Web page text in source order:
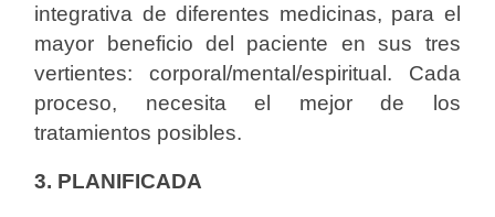
integrativa de diferentes medicinas, para el
mayor beneficio del paciente en sus tres
vertientes: corporal/mental/espiritual. Cada
proceso, necesita el mejor de los
tratamientos posibles.
3. PLANIFICADA